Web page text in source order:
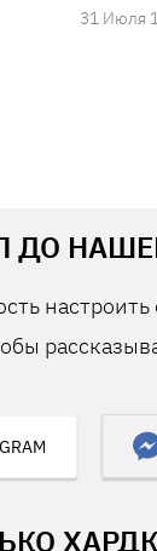
31 Июля
настроить